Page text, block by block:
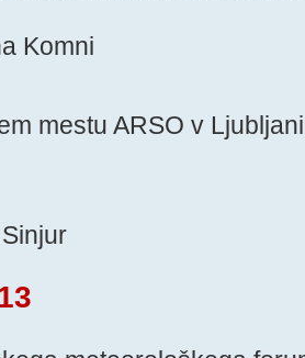
Komni
mestu ARSO v Ljubljani